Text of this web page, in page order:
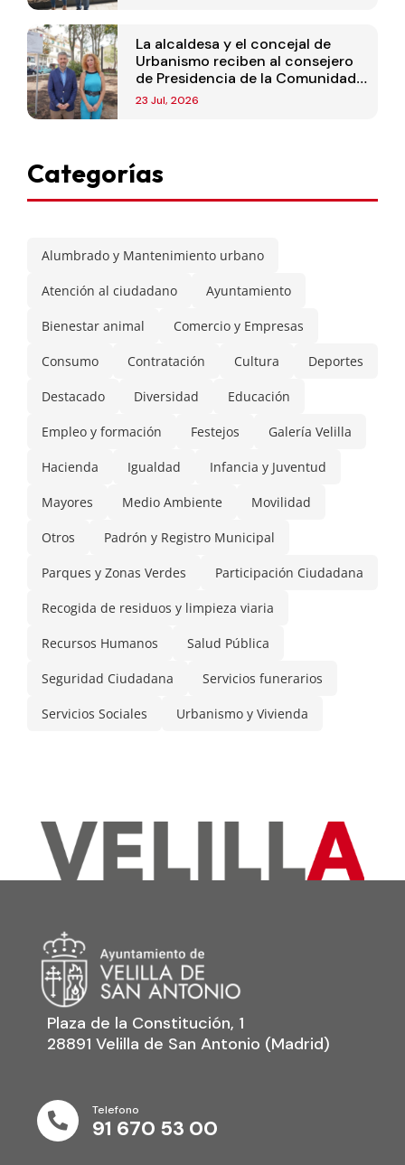
La alcaldesa y el concejal de
Urbanismo reciben al consejero
de Presidencia de la Comunidad
de Madrid
23 Jul, 2026
Categorías
Alumbrado y Mantenimiento urbano
Atención al ciudadano Ayuntamiento
Bienestar animal Comercio y Empresas
Consumo Contratación Cultura Deportes
Destacado Diversidad Educación
Empleo y formación Festejos Galería Velilla
Hacienda Igualdad Infancia y Juventud
Mayores Medio Ambiente Movilidad
Otros Padrón y Registro Municipal
Parques y Zonas Verdes Participación Ciudadana
Recogida de residuos y limpieza viaria
Recursos Humanos Salud Pública
Seguridad Ciudadana Servicios funerarios
Servicios Sociales Urbanismo y Vivienda
Plaza de la Constitución, 1
28891 Velilla de San Antonio (Madrid)

Telefono
91 670 53 00